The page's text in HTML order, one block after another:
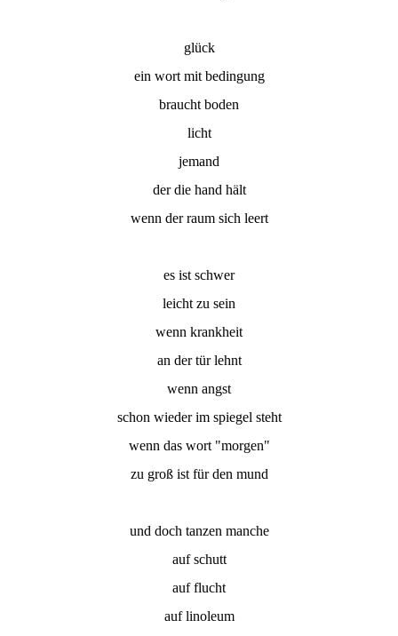
glück
ein wort mit bedingung
braucht boden
licht
jemand
der die hand hält
wenn der raum sich leert
es ist schwer
leicht zu sein
wenn krankheit
an der tür lehnt
wenn angst
schon wieder im spiegel steht
wenn das wort "morgen"
zu groß ist für den mund
und doch tanzen manche
auf schutt
auf flucht
auf linoleum